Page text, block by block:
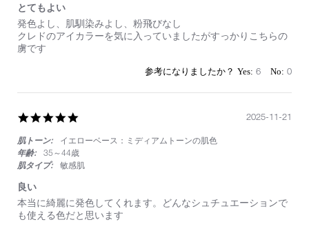
とてもよい
Review
by
on
review
stating
と
い
発色よし、肌馴染みよし、粉飛びなし
クレドのアイカラーを気に入っていましたがすっかりこちらの
虜です
6 0
rating
肌トーン:
イエローベース：ミディアムトーンの肌色
年齢:
35～44歳
肌タイプ:
敏感肌
良い
Review
by
review
stating
本当に綺麗に発色してくれます。どんなシュチュエーションで
も使える色だと思います
2025-11-21